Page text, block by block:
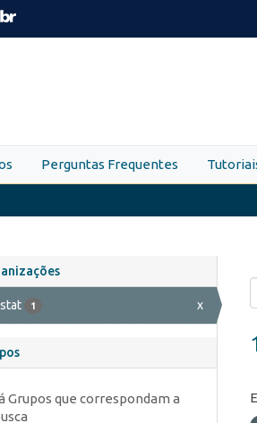
Perguntas Frequentes
1 x
Grupos que correspondam a